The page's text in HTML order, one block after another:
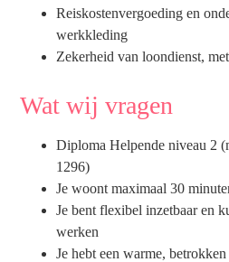
Reiskostenvergoeding en
werkkleding
Zekerheid van loondienst,
Wat wij vragen
Diploma Helpende niveau 2
1296)
Je woont maximaal 30
Je bent flexibel inzetbaar en
werken
Je hebt een warme,